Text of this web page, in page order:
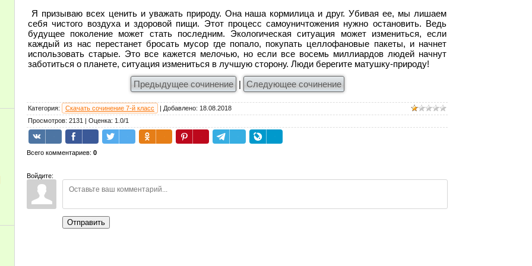
Я призываю всех ценить и уважать природу. Она наша кормилица и друг. Убивая ее, мы лишаем
себя чистого воздуха и здоровой пищи. Этот процесс самоуничтожения нужно остановить. Ведь
будущее поколение может стать последним. Экологическая ситуация может измениться, если
каждый из нас перестанет бросать мусор где попало, покупать целлофановые пакеты, и начнет
использовать старые. Это все кажется мелочью, но если все восемь миллиардов людей начнут
заботиться о планете, ситуация измениться в лучшую сторону. Люди берегите матушку-природу!
Предыдущее сочинение
| Следующее сочинение
Категория: Скачать сочинение 7-й класс Добавлено: 18.08.2018
Просмотров: 2131 Оценка: 1.0/1
Всего комментариев: 0
Войдите:
Отправить